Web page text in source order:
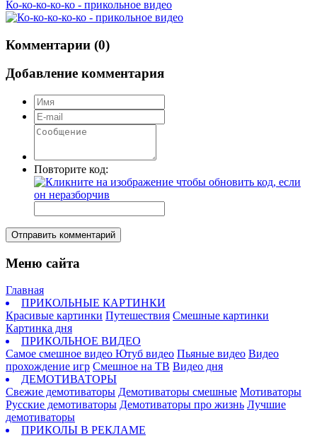
Ко-ко-ко-ко-ко - прикольное видео
Комментарии (0)
Добавление комментария
Повторите код:
Отправить комментарий
Меню сайта
Главная
ПРИКОЛЬНЫЕ КАРТИНКИ
Красивые картинки Путешествия Смешные картинки
Картинка дня
ПРИКОЛЬНОЕ ВИДЕО
Самое смешное видео Ютуб видео Пьяные видео Видео
прохождение игр Смешное на ТВ Видео дня
ДЕМОТИВАТОРЫ
Свежие демотиваторы Демотиваторы смешные Мотиваторы
Русские демотиваторы Демотиваторы про жизнь Лучшие
демотиваторы
ПРИКОЛЫ В РЕКЛАМЕ